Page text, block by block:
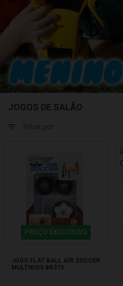
JOGOS DE SALÃO
PREÇO EXCLUSIVO
JOGO FLAT BALL AIR SOCCER
MULTIKIDS BR373